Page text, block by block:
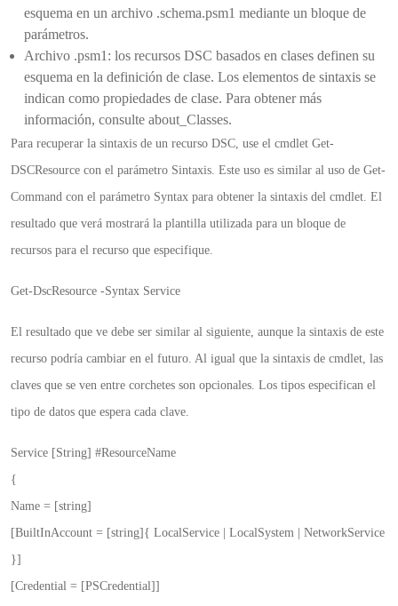
esquema en un archivo .schema.psm1 mediante un bloque de
parámetros.
Archivo .psm1: los recursos DSC basados en clases definen su
esquema en la definición de clase. Los elementos de sintaxis se
indican como propiedades de clase. Para obtener más
información, consulte about_Classes.
Para recuperar la sintaxis de un recurso DSC, use el cmdlet Get-
DSCResource con el parámetro Sintaxis. Este uso es similar al uso de Get-
Command con el parámetro Syntax para obtener la sintaxis del cmdlet. El
resultado que verá mostrará la plantilla utilizada para un bloque de
recursos para el recurso que especifique.
Get-DscResource -Syntax Service
El resultado que ve debe ser similar al siguiente, aunque la sintaxis de este
recurso podría cambiar en el futuro. Al igual que la sintaxis de cmdlet, las
claves que se ven entre corchetes son opcionales. Los tipos especifican el
tipo de datos que espera cada clave.
Service [String] #ResourceName
{
Name = [string]
[BuiltInAccount = [string]{ LocalService | LocalSystem | NetworkService
}]
[Credential = [PSCredential]]